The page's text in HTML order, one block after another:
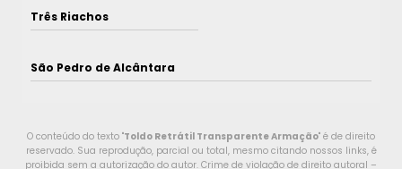
Três Riachos
São Pedro de Alcântara
O conteúdo do texto "Toldo Retrátil Transparente Armação" é de direito
reservado. Sua reprodução, parcial ou total, mesmo citando nossos links, é
proibida sem a autorização do autor. Crime de violação de direito autoral –